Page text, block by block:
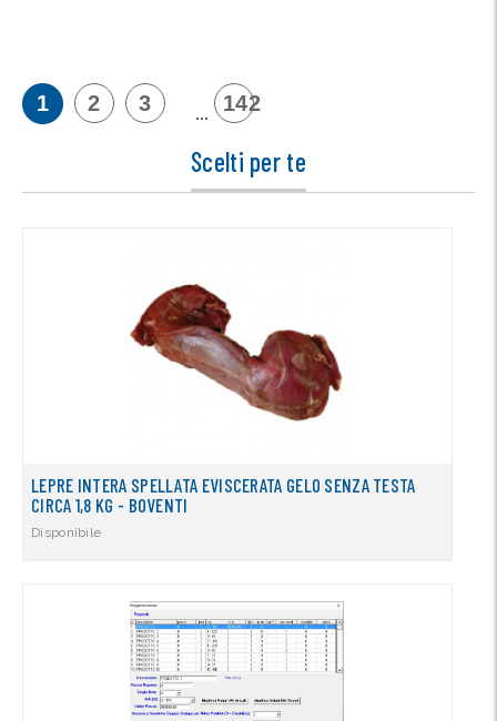
1 2 3 ... 142
Scelti per te
LEPRE INTERA SPELLATA EVISCERATA GELO SENZA TESTA
CIRCA 1,8 KG - BOVENTI
Disponibile